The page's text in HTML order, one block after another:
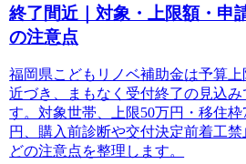
終了間近｜対象・上限額・申
の注意点
福岡県こどもリノベ補助金は予算上
近づき、まもなく受付終了の見込み
す。対象世帯、上限50万円・移住枠
円、購入前診断や交付決定前着工禁
どの注意点を整理します。